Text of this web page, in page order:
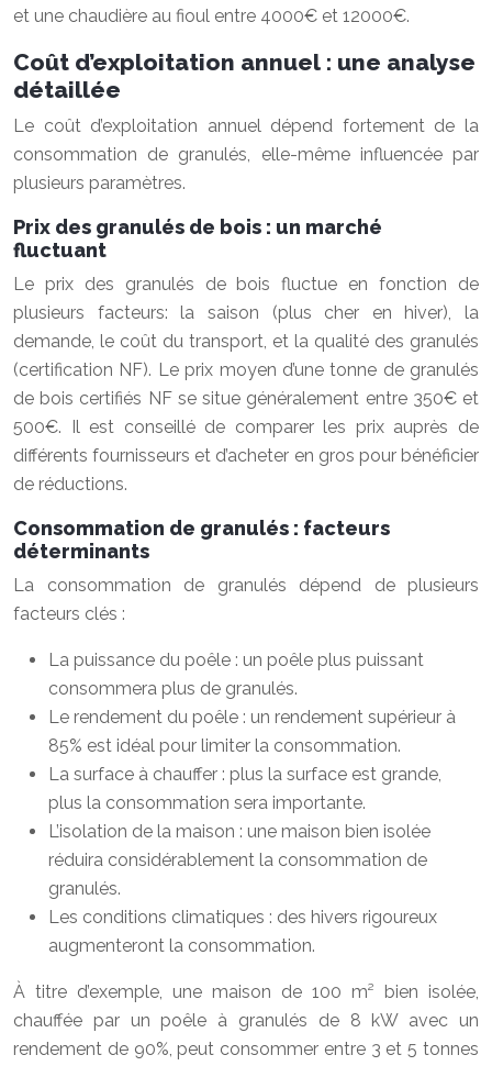
et une chaudière au fioul entre 4000€ et 12000€.
Coût d’exploitation annuel : une analyse
détaillée
Le coût d’exploitation annuel dépend fortement de la
consommation de granulés, elle-même influencée par
plusieurs paramètres.
Prix des granulés de bois : un marché
fluctuant
Le prix des granulés de bois fluctue en fonction de
plusieurs facteurs: la saison (plus cher en hiver), la
demande, le coût du transport, et la qualité des granulés
(certification NF). Le prix moyen d’une tonne de granulés
de bois certifiés NF se situe généralement entre 350€ et
500€. Il est conseillé de comparer les prix auprès de
différents fournisseurs et d’acheter en gros pour bénéficier
de réductions.
Consommation de granulés : facteurs
déterminants
La consommation de granulés dépend de plusieurs
facteurs clés :
La puissance du poêle : un poêle plus puissant
consommera plus de granulés.
Le rendement du poêle : un rendement supérieur à
85% est idéal pour limiter la consommation.
La surface à chauffer : plus la surface est grande,
plus la consommation sera importante.
L’isolation de la maison : une maison bien isolée
réduira considérablement la consommation de
granulés.
Les conditions climatiques : des hivers rigoureux
augmenteront la consommation.
À titre d’exemple, une maison de 100 m² bien isolée,
chauffée par un poêle à granulés de 8 kW avec un
rendement de 90%, peut consommer entre 3 et 5 tonnes